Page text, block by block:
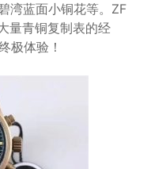
湾蓝面小铜花等。ZF
量青铜复制表的经
极体验！